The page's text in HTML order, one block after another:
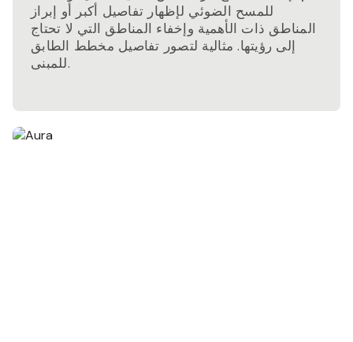
للمسح الضوئي لإظهار تفاصيل أكبر أو إبراز
المناطق ذات الأهمية وإخفاء المناطق التي لا تحتاج
إلى رؤيتها. مثالية لتصور تفاصيل مخطط الطابق
للمبنى.